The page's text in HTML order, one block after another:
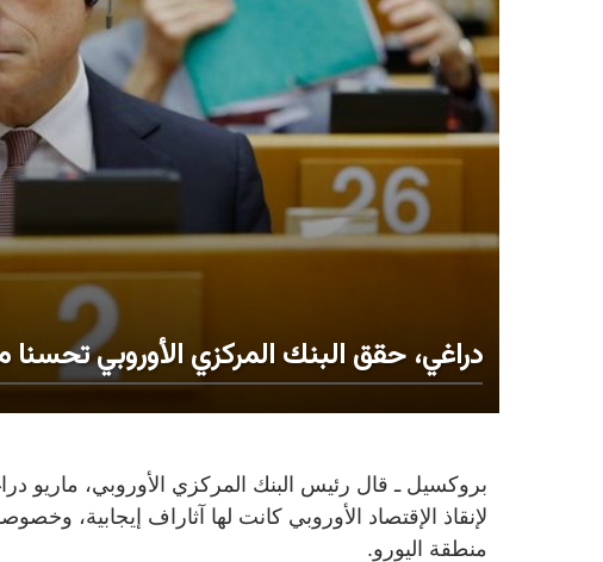
دراغي، حقق البنك المركزي الأوروبي
بروكسيل ـ قال رئيس البنك المركزي الأوروبي، ماريو
لإنقاذ الإقتصاد الأوروبي كانت لها آثاراف إيجابية،
منطقة اليورو.